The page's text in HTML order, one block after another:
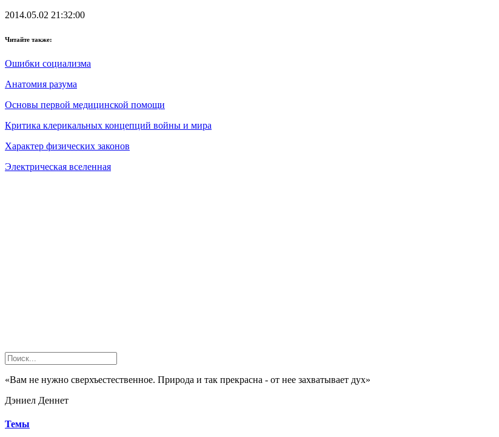
2014.05.02 21:32:00
Читайте также:
Ошибки социализма
Анатомия разума
Основы первой медицинской помощи
Критика клерикальных концепций войны и мира
Характер физических законов
Электрическая вселенная
«Вам не нужно сверхъестественное. Природа и так прекрасна - от нее захватывает дух»
Дэниел Деннет
Темы